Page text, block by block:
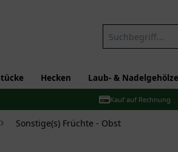
Hecken Laub- & Nadelgehölze
Kauf auf Rechnung
Sonstige(s) Früchte - Obst